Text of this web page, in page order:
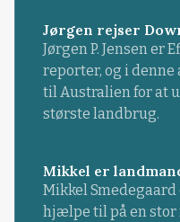
Jørgen rejser
Jørgen P. Jensen
reporter, og i
til Australien for at
største landbrug.
Mikkel er
Mikkel
hjælpe til på en stor